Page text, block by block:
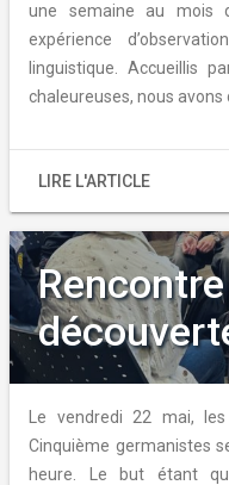
une semaine au mois
expérience
linguistique. Accueillis
chaleureuses, nous avons
LIRE L'ARTICLE
Le vendredi 22 mai,
Cinquième germanistes
heure. Le but étant